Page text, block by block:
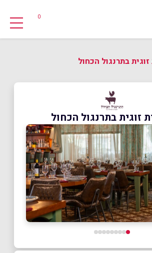
0
בתרנגול הכחול
זוגית בתרנגול הכחול